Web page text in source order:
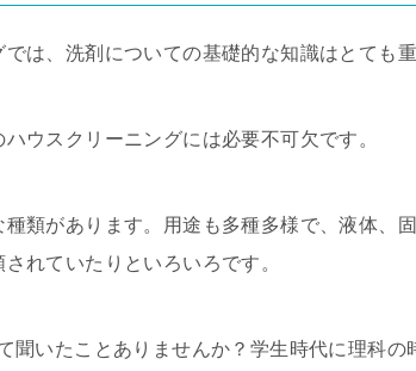
は、洗剤についての基礎的な知識はとても
ウスクリーニングには必要不可欠です。
類があります。用途も多種多様で、液体、
れていたりといろいろです。
聞いたことありませんか？学生時代に理科の